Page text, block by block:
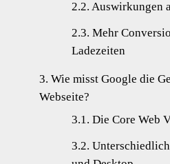
Auswirkungen
Mehr
Ladezeiten
Wie misst Google die
Webseite?
Die Core Web